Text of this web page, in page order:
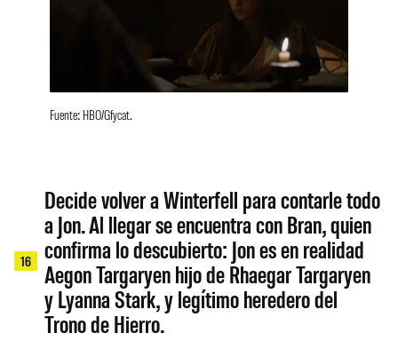
Fuente: HBO/Gfycat.
16
Decide volver a Winterfell para contarle todo
a Jon. Al llegar se encuentra con Bran, quien
confirma lo descubierto: Jon es en realidad
Aegon Targaryen hijo de Rhaegar Targaryen
y Lyanna Stark, y legítimo heredero del
Trono de Hierro.